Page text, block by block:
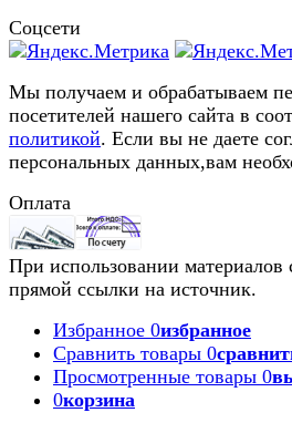
Соцсети
Мы получаем и обрабатываем
посетителей нашего сайта в
политикой. Если вы не даете
персональных данных,вам
Оплата
При использовании материалов
прямой ссылки на источник.
Избранное 0избранное
Сравнить товары 0
Просмотренные товары 0
0корзина